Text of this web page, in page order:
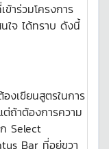
าร่วมโครงการ
ใจ ได้ทราบ ดังนี้
งเขียนสูตรในการ
ถ้าต้องการความ
Select
Bar ที่อยู่ขวา